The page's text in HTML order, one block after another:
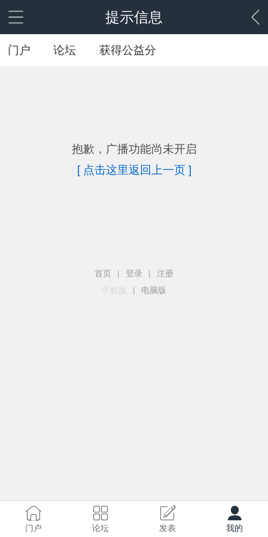
提示信息
门户 论坛 获得公益分
抱歉，广播功能尚未开启
[ 点击这里返回上一页 ]
首页 | 登录 |
注册
手机版
| 电脑版
门户 论坛 发表 我的